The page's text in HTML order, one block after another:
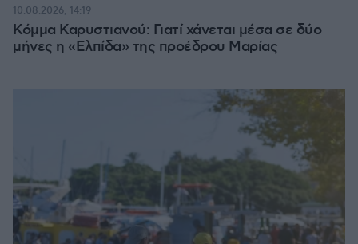
Κόμμα Καρυστιανού: Γιατί χάνεται μέσα σε δύο
μήνες η «Ελπίδα» της προέδρου Μαρίας
10.08.2026, 14:19